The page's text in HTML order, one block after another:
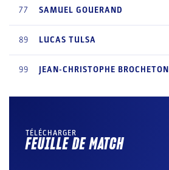
77 SAMUEL GOUERAND
89 LUCAS TULSA
99 JEAN-CHRISTOPHE BROCHETON
TÉLÉCHARGER
FEUILLE DE MATCH